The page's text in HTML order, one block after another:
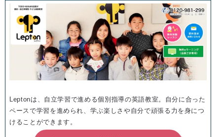
Leptonは、自立学習で進める個別指導の英語教室。自分に合った
ペースで学習を進められ、学ぶ楽しさや自分で頑張る力を身につ
けることができます。